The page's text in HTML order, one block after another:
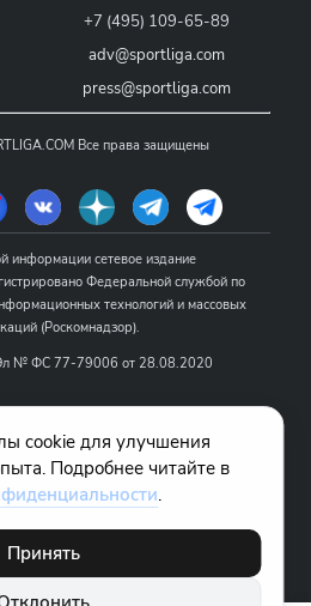
+7 (495) 109-65-89
adv@sportliga.com
press@sportliga.com
Все права защищены
информации сетевое издание
Федеральной службой по
технологий и массовых
(Роскомнадзор).
Эл № ФС 77-79006 от 28.08.2020
- www.sportliga.com
"www.sportliga.com": ИП Чамин
О.Н.
издания "www.sportliga.com":
Хаимов Д.И.
18+
cookie для улучшения
Подробнее читайте в
.
Принять